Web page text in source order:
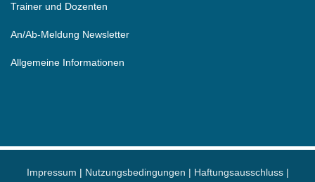
Trainer und Dozenten
An/Ab-Meldung Newsletter
Allgemeine Informationen
Impressum | Nutzungsbedingungen | Haftungsausschluss |